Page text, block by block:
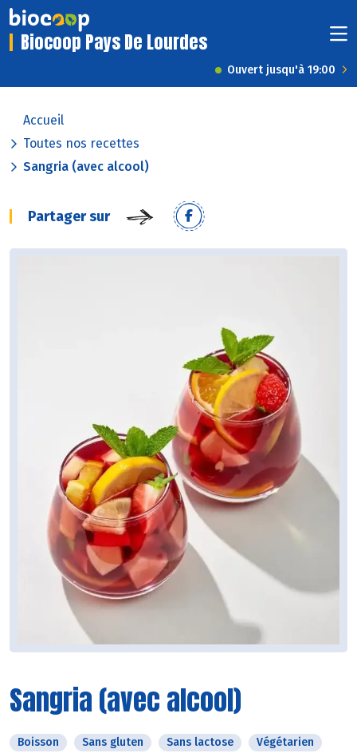
Biocoop Pays De Lourdes
Ouvert jusqu'à 19:00
Accueil
Toutes nos recettes
Sangria (avec alcool)
Partager sur
Sangria (avec alcool)
Boisson Sans gluten Sans lactose Végétarien